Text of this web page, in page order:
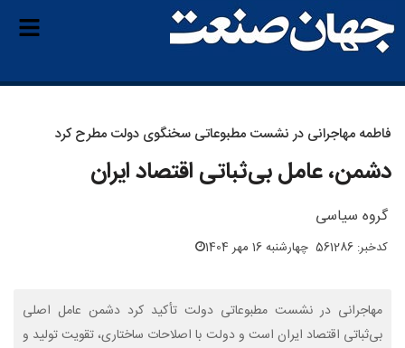
فاطمه مهاجرانی در نشست مطبوعاتی سخنگوی دولت مطرح کرد
دشمن، عامل بی‌ثباتی اقتصاد ایران
گروه سیاسی
کدخبر: 561286 چهارشنبه 16 مهر 1404
مهاجرانی در نشست مطبوعاتی دولت تأکید کرد دشمن عامل اصلی
بی‌ثباتی اقتصاد ایران است و دولت با اصلاحات ساختاری، تقویت تولید و